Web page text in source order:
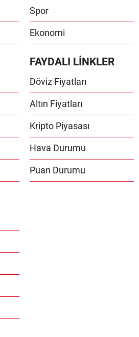
Spor
Ekonomi
FAYDALI LİNKLER
Döviz Fiyatları
Altın Fiyatları
Kripto Piyasası
Hava Durumu
Puan Durumu